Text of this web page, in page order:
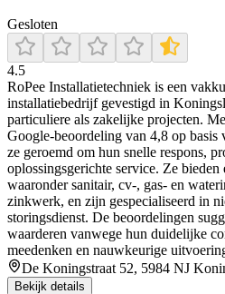
Gesloten
4.5
RoPee Installatietechniek is een
installatiebedrijf gevestigd in
particuliere als zakelijke projecten.
Google-beoordeling van 4,8 op basis
ze geroemd om hun snelle respons,
oplossingsgerichte service. Ze bieden
waaronder sanitair, cv‑, gas‑ en
zinkwerk, en zijn gespecialiseerd in
storingsdienst. De beoordelingen
waarderen vanwege hun duidelijke
meedenken en nauwkeurige
De Koningstraat 52, 5984 NJ
Bekijk details